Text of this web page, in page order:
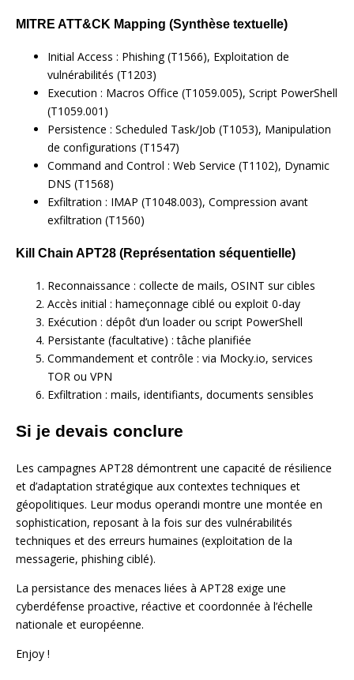
MITRE ATT&CK Mapping (Synthèse textuelle)
Initial Access : Phishing (T1566), Exploitation de
vulnérabilités (T1203)
Execution : Macros Office (T1059.005), Script PowerShell
(T1059.001)
Persistence : Scheduled Task/Job (T1053), Manipulation
de configurations (T1547)
Command and Control : Web Service (T1102), Dynamic
DNS (T1568)
Exfiltration : IMAP (T1048.003), Compression avant
exfiltration (T1560)
Kill Chain APT28 (Représentation séquentielle)
Reconnaissance : collecte de mails, OSINT sur cibles
Accès initial : hameçonnage ciblé ou exploit 0-day
Exécution : dépôt d’un loader ou script PowerShell
Persistante (facultative) : tâche planifiée
Commandement et contrôle : via Mocky.io, services
TOR ou VPN
Exfiltration : mails, identifiants, documents sensibles
Si je devais conclure
Les campagnes APT28 démontrent une capacité de résilience
et d’adaptation stratégique aux contextes techniques et
géopolitiques. Leur modus operandi montre une montée en
sophistication, reposant à la fois sur des vulnérabilités
techniques et des erreurs humaines (exploitation de la
messagerie, phishing ciblé).
La persistance des menaces liées à APT28 exige une
cyberdéfense proactive, réactive et coordonnée à l’échelle
nationale et européenne.
Enjoy !